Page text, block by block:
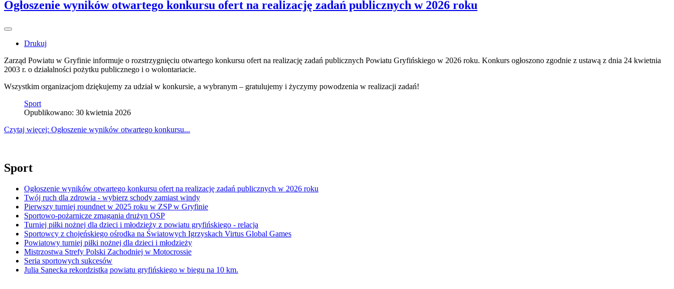
Ogłoszenie wyników otwartego konkursu ofert na realizację zadań publicznych w 2026 roku
Drukuj
Zarząd Powiatu w Gryfinie informuje o rozstrzygnięciu otwartego konkursu ofert na realizację zadań publicznych Powiatu Gryfińskiego w 2026 roku. Konkurs ogłoszono zgodnie z ustawą z dnia 24 kwietnia
2003 r. o działalności pożytku publicznego i o wolontariacie.
Wszystkim organizacjom dziękujemy za udział w konkursie, a wybranym – gratulujemy i życzymy powodzenia w realizacji zadań!
Sport
Opublikowano: 30 kwietnia 2026
Czytaj więcej: Ogłoszenie wyników otwartego konkursu...
Sport
Ogłoszenie wyników otwartego konkursu ofert na realizację zadań publicznych w 2026 roku
Twój ruch dla zdrowia - wybierz schody zamiast windy
Pierwszy turniej roundnet w 2025 roku w ZSP w Gryfinie
Sportowo-pożarnicze zmagania drużyn OSP
Turniej piłki nożnej dla dzieci i młodzieży z powiatu gryfińskiego - relacja
Sportowcy z chojeńskiego ośrodka na Światowych Igrzyskach Virtus Global Games
Powiatowy turniej piłki nożnej dla dzieci i młodzieży
Mistrzostwa Strefy Polski Zachodniej w Motocrossie
Seria sportowych sukcesów
Julia Sanecka rekordzistką powiatu gryfińskiego w biegu na 10 km.